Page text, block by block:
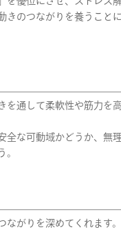
のつながりを養うこと
を通して柔軟性や筋力
全な可動域かどうか、無
ながりを深めてくれます。